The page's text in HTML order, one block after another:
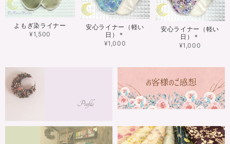
よもぎ染ライナー
¥1,500
安心ライナー（軽い
日）＊
¥1,000
安心ライナー（軽い
日）＊
¥1,000